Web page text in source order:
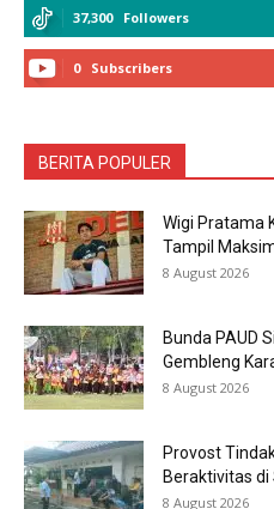
37,300 Followers
0 Subscribers
BERITA POPULER
Wigi Pratama
Tampil
8 August 2026
Bunda PAUD
Gembleng
8 August 2026
Provost
Beraktivitas
8 August 2026